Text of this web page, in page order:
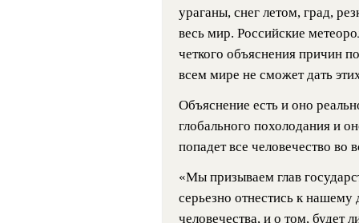
ураганы, снег летом, град,
весь мир. Российские
четкого объяснения причин
всем мире не сможет дать
Объяснение есть и оно
глобального похолодания и
попадет все человечество во
«Мы призываем глав
серьезно отнестись к
человечества, и о том, будет